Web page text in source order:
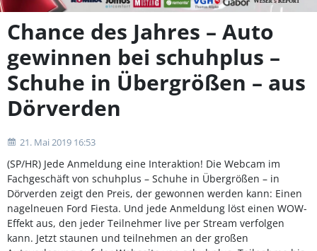
Chance des Jahres – Auto
gewinnen bei schuhplus –
Schuhe in Übergrößen – aus
Dörverden
21. Mai 2019 16:53
(SP/HR) Jede Anmeldung eine Interaktion! Die Webcam im
Fachgeschäft von schuhplus – Schuhe in Übergrößen – in
Dörverden zeigt den Preis, der gewonnen werden kann: Einen
nagelneuen Ford Fiesta. Und jede Anmeldung löst einen WOW-
Effekt aus, den jeder Teilnehmer live per Stream verfolgen
kann. Jetzt staunen und teilnehmen an der großen